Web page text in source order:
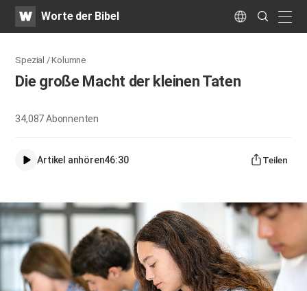
WATVWorte der Bibel Language
Search
Submit
Spezial / Kolumne
Die große Macht der kleinen Taten
34,087Abonnenten
Artikel anhören46:30 Teilen